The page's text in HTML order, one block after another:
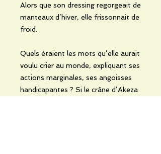
Alors que son dressing regorgeait de
manteaux d’hiver, elle frissonnait de
froid.
Quels étaient les mots qu’elle aurait
voulu crier au monde, expliquant ses
actions marginales, ses angoisses
handicapantes ? Si le crâne d’Akeza